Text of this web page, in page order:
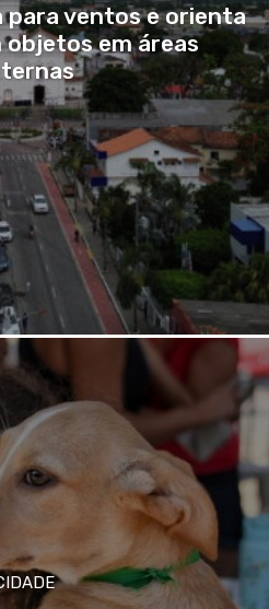
para ventos e orienta
objetos em áreas